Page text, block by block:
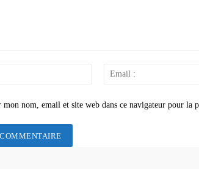
mon nom, email et site web dans ce navigateur pour la